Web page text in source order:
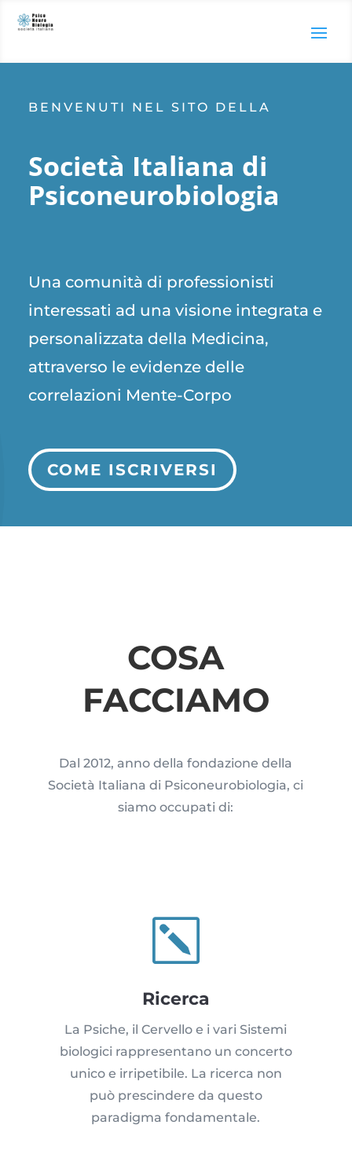
BENVENUTI NEL SITO DELLA
Società Italiana di
Psiconeurobiologia
Una comunità di professionisti
interessati ad una visione integrata e
personalizzata della Medicina,
attraverso le evidenze delle
correlazioni Mente-Corpo
COME ISCRIVERSI
COSA
FACCIAMO
Dal 2012, anno della fondazione della
Società Italiana di Psiconeurobiologia, ci
siamo occupati di:
k
Ricerca
La Psiche, il Cervello e i vari Sistemi
biologici rappresentano un concerto
unico e irripetibile. La ricerca non
può prescindere da questo
paradigma fondamentale.